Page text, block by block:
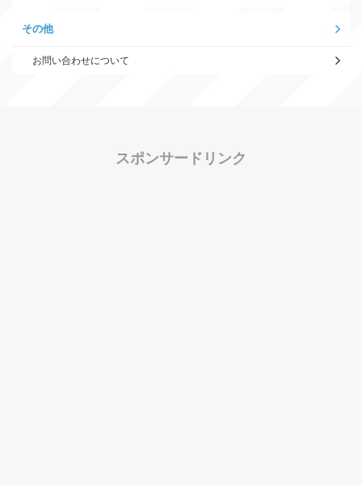
その他
お問い合わせについて
スポンサードリンク